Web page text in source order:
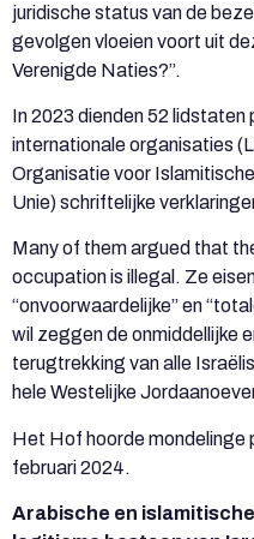
juridische status van de
gevolgen vloeien voort uit
Verenigde Naties?”.
In 2023 dienden 52 lidstaten
internationale organisaties
Organisatie voor
Unie) schriftelijke
Many of them argued that
occupation is illegal. Ze
“onvoorwaardelijke” en
wil zeggen de onmiddellijke
terugtrekking van alle
hele Westelijke
Het Hof hoorde mondelinge
februari 2024.
Arabische en